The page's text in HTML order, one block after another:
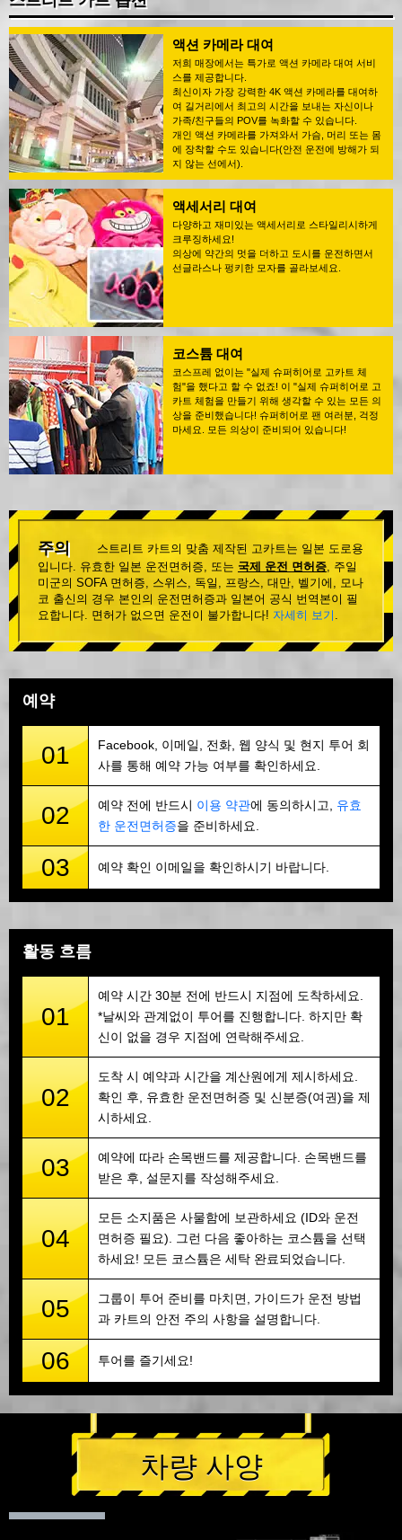
액션 카메라 대여
저희 매장에서는 특가로 액션 카메라 대여 서비
스를 제공합니다.
최신이자 가장 강력한 4K 액션 카메라를 대여하
여 길거리에서 최고의 시간을 보내는 자신이나
가족/친구들의 POV를 녹화할 수 있습니다.
개인 액션 카메라를 가져와서 가슴, 머리 또는 몸
에 장착할 수도 있습니다(안전 운전에 방해가 되
지 않는 선에서).
액세서리 대여
다양하고 재미있는 액세서리로 스타일리시하게
크루징하세요!
의상에 약간의 멋을 더하고 도시를 운전하면서
선글라스나 펑키한 모자를 골라보세요.
코스튬 대여
코스프레 없이는 "실제 슈퍼히어로 고카트 체
험"을 했다고 할 수 없죠! 이 "실제 슈퍼히어로 고
카트 체험을 만들기 위해 생각할 수 있는 모든 의
상을 준비했습니다! 슈퍼히어로 팬 여러분, 걱정
마세요. 모든 의상이 준비되어 있습니다!
주의
스트리트 카트의 맞춤 제작된 고카트는 일본 도로용
입니다. 유효한 일본 운전면허증, 또는 국제 운전 면허증, 주일
미군의 SOFA 면허증, 스위스, 독일, 프랑스, 대만, 벨기에, 모나
코 출신의 경우 본인의 운전면허증과 일본어 공식 번역본이 필
요합니다. 면허가 없으면 운전이 불가합니다! 자세히 보기 .
예약
01
Facebook, 이메일, 전화, 웹 양식 및 현지 투어 회
사를 통해 예약 가능 여부를 확인하세요.
02 예약 전에 반드시 이용 약관에 동의하시고, 유효
한 운전면허증을 준비하세요.
03 예약 확인 이메일을 확인하시기 바랍니다.
활동 흐름
01
예약 시간 30분 전에 반드시 지점에 도착하세요.
*날씨와 관계없이 투어를 진행합니다. 하지만 확
신이 없을 경우 지점에 연락해주세요.
02
도착 시 예약과 시간을 계산원에게 제시하세요.
확인 후, 유효한 운전면허증 및 신분증(여권)을 제
시하세요.
03
예약에 따라 손목밴드를 제공합니다. 손목밴드를
받은 후, 설문지를 작성해주세요.
04
모든 소지품은 사물함에 보관하세요 (ID와 운전
면허증 필요). 그런 다음 좋아하는 코스튬을 선택
하세요! 모든 코스튬은 세탁 완료되었습니다.
05
그룹이 투어 준비를 마치면, 가이드가 운전 방법
과 카트의 안전 주의 사항을 설명합니다.
06 투어를 즐기세요!
차량 사양